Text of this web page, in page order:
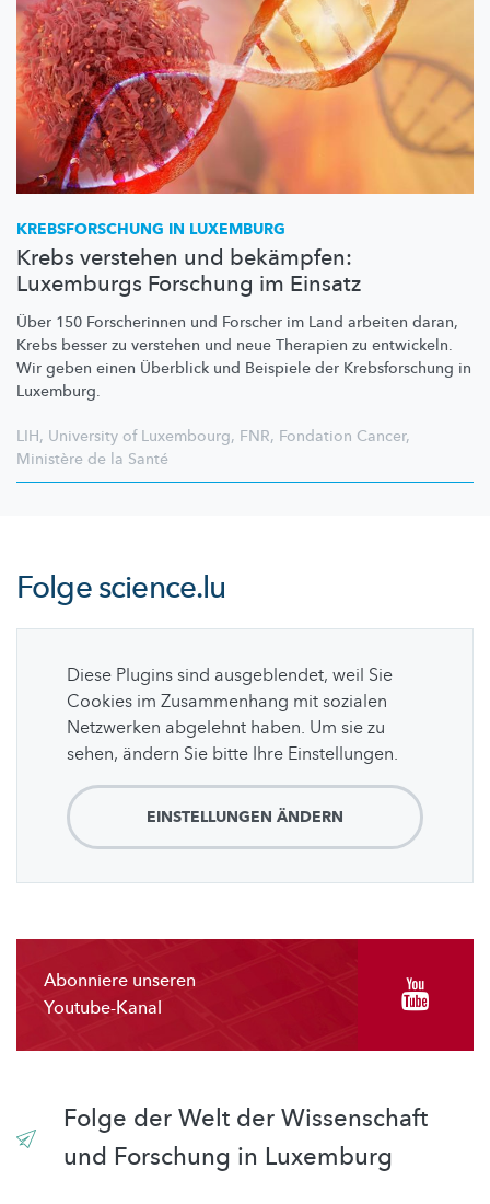
KREBSFORSCHUNG IN LUXEMBURG
Krebs verstehen und bekämpfen:
Luxemburgs Forschung im Einsatz
Über 150 Forscherinnen und Forscher im Land arbeiten daran,
Krebs besser zu verstehen und neue Therapien zu entwickeln.
Wir geben einen Überblick und Beispiele der Krebsforschung in
Luxemburg.
LIH, University of Luxembourg, FNR, Fondation Cancer,
Ministère de la Santé
Folgescience.lu
Diese Plugins sind ausgeblendet, weil Sie
Cookies im Zusammenhang mit sozialen
Netzwerken abgelehnt haben. Um sie zu
sehen, ändern Sie bitte Ihre Einstellungen.
EINSTELLUNGEN ÄNDERN
Abonniere unseren
Youtube-Kanal
Folge der Welt der Wissenschaft
und Forschung in Luxemburg